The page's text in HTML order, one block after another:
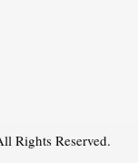
Rights Reserved.